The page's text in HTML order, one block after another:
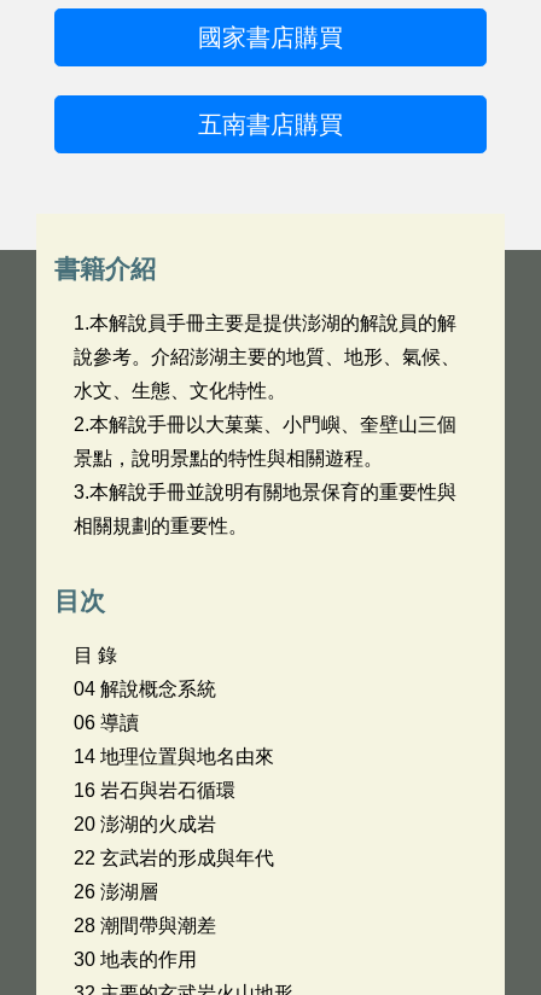
國家書店購買
五南書店購買
書籍介紹
1.本解說員手冊主要是提供澎湖的解說員的解
說參考。介紹澎湖主要的地質、地形、氣候、
水文、生態、文化特性。
2.本解說手冊以大菓葉、小門嶼、奎壁山三個
景點，說明景點的特性與相關遊程。
3.本解說手冊並說明有關地景保育的重要性與
相關規劃的重要性。
目次
目 錄
04 解說概念系統
06 導讀
14 地理位置與地名由來
16 岩石與岩石循環
20 澎湖的火成岩
22 玄武岩的形成與年代
26 澎湖層
28 潮間帶與潮差
30 地表的作用